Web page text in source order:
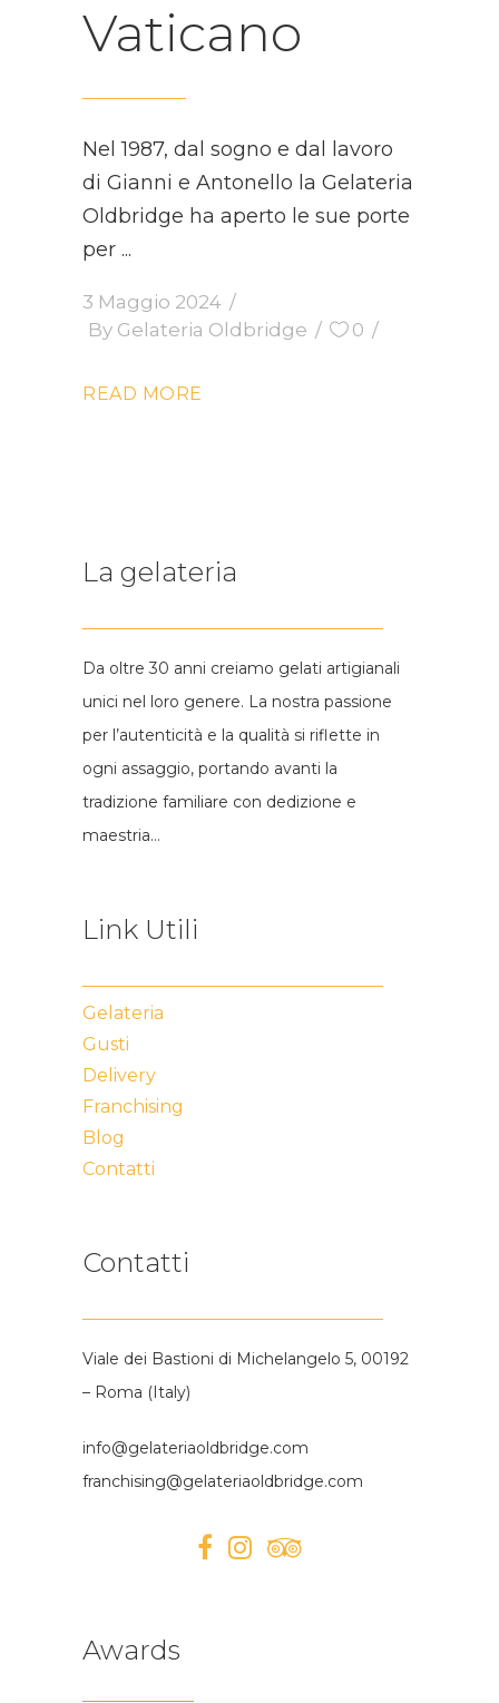
Vaticano
Nel 1987, dal sogno e dal lavoro
di Gianni e Antonello la Gelateria
Oldbridge ha aperto le sue porte
per
3 Maggio 2024
By Gelateria Oldbridge 0
READ MORE
La gelateria
Da oltre 30 anni creiamo gelati artigianali
unici nel loro genere. La nostra passione
per l’autenticità e la qualità si riflette in
ogni assaggio, portando avanti la
tradizione familiare con dedizione e
maestria…
Link Utili
Gelateria
Gusti
Delivery
Franchising
Blog
Contatti
Contatti
Viale dei Bastioni di Michelangelo 5, 00192
– Roma (Italy)
info@gelateriaoldbridge.com
franchising@gelateriaoldbridge.com
Awards